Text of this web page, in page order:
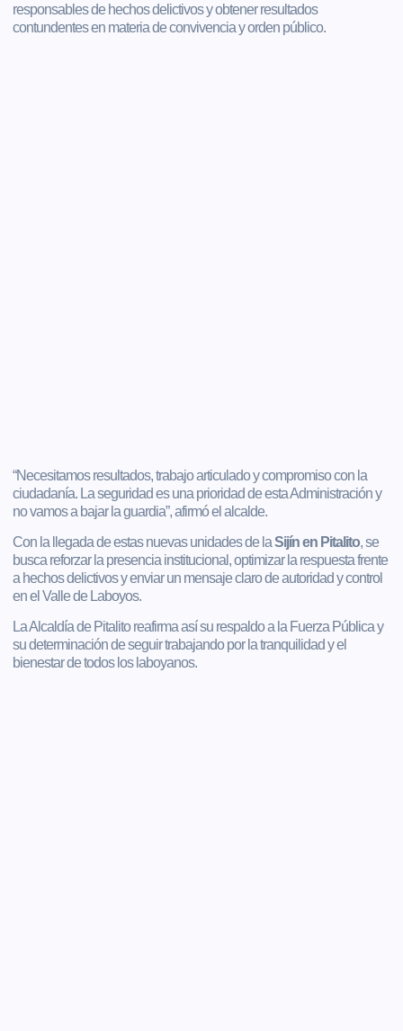
responsables de hechos delictivos y obtener resultados
contundentes en materia de convivencia y orden público.
“Necesitamos resultados, trabajo articulado y compromiso con la
ciudadanía. La seguridad es una prioridad de esta Administración y
no vamos a bajar la guardia”, afirmó el alcalde.
Con la llegada de estas nuevas unidades de laSijín en Pitalito, se
busca reforzar la presencia institucional, optimizar la respuesta frente
a hechos delictivos y enviar un mensaje claro de autoridad y control
en el Valle de Laboyos.
La Alcaldía de Pitalito reafirma así su respaldo a la Fuerza Pública y
su determinación de seguir trabajando por la tranquilidad y el
bienestar de todos los laboyanos.